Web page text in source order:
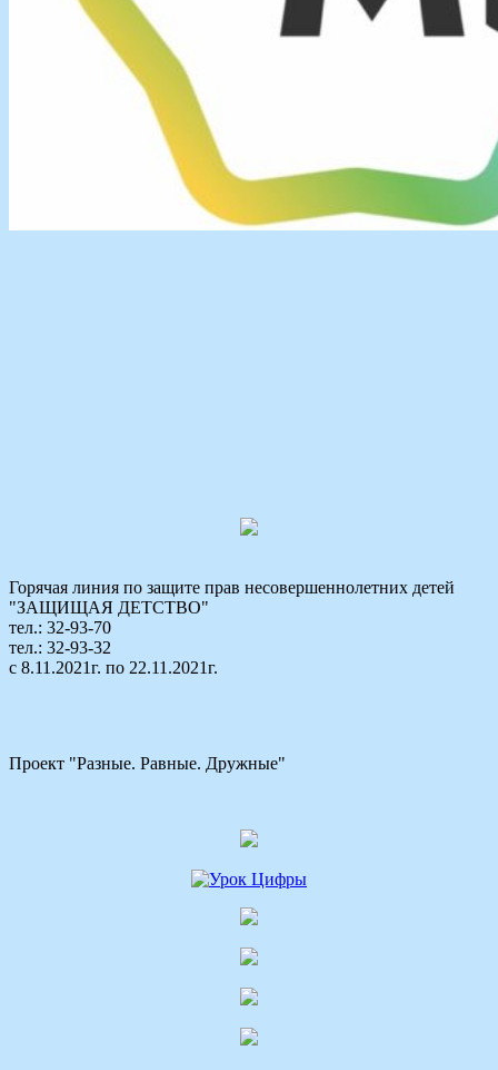
Горячая линия по защите прав несовершеннолетних детей
"ЗАЩИЩАЯ ДЕТСТВО"
тел.: 32-93-70
тел.: 32-93-32
с 8.11.2021г. по 22.11.2021г.
Проект "Разные. Равные. Дружные"